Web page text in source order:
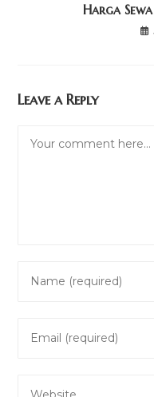
Harga
Leave a Reply
your
comment
your
address